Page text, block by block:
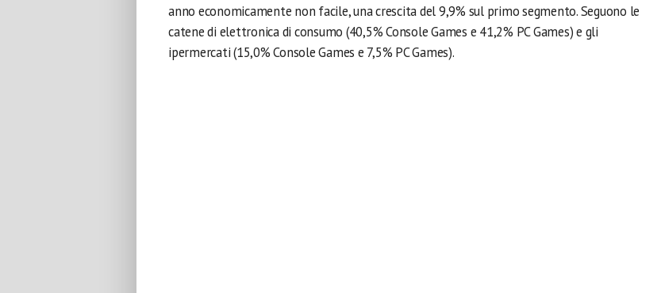
anno economicamente non facile, una crescita del 9,9% sul primo segmento. Seguono le
catene di elettronica di consumo (40,5% Console Games e 41,2% PC Games) e gli
ipermercati (15,0% Console Games e 7,5% PC Games).